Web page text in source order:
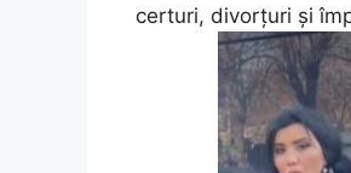
certuri, divorțuri și